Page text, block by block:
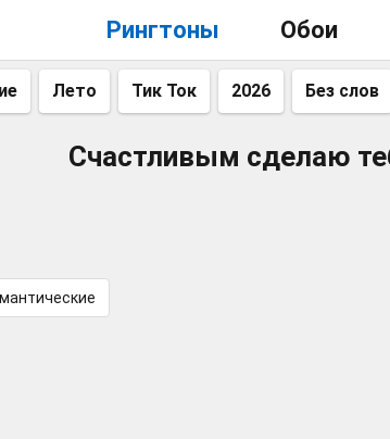
Рингтоны Обои
Лето Тик Ток 2026 Без слов
Счастливым сделаю